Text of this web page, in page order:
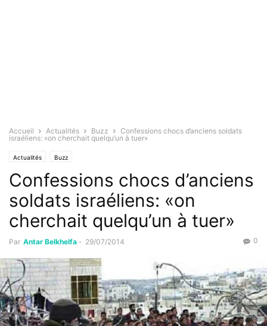
Accueil Actualités Buzz
Confessions chocs d’anciens soldats
israéliens: «on cherchait quelqu’un à tuer»
Actualités Buzz
Confessions chocs d’anciens
soldats israéliens: «on
cherchait quelqu’un à tuer»
Par Antar Belkhelfa - 29/07/2014 0